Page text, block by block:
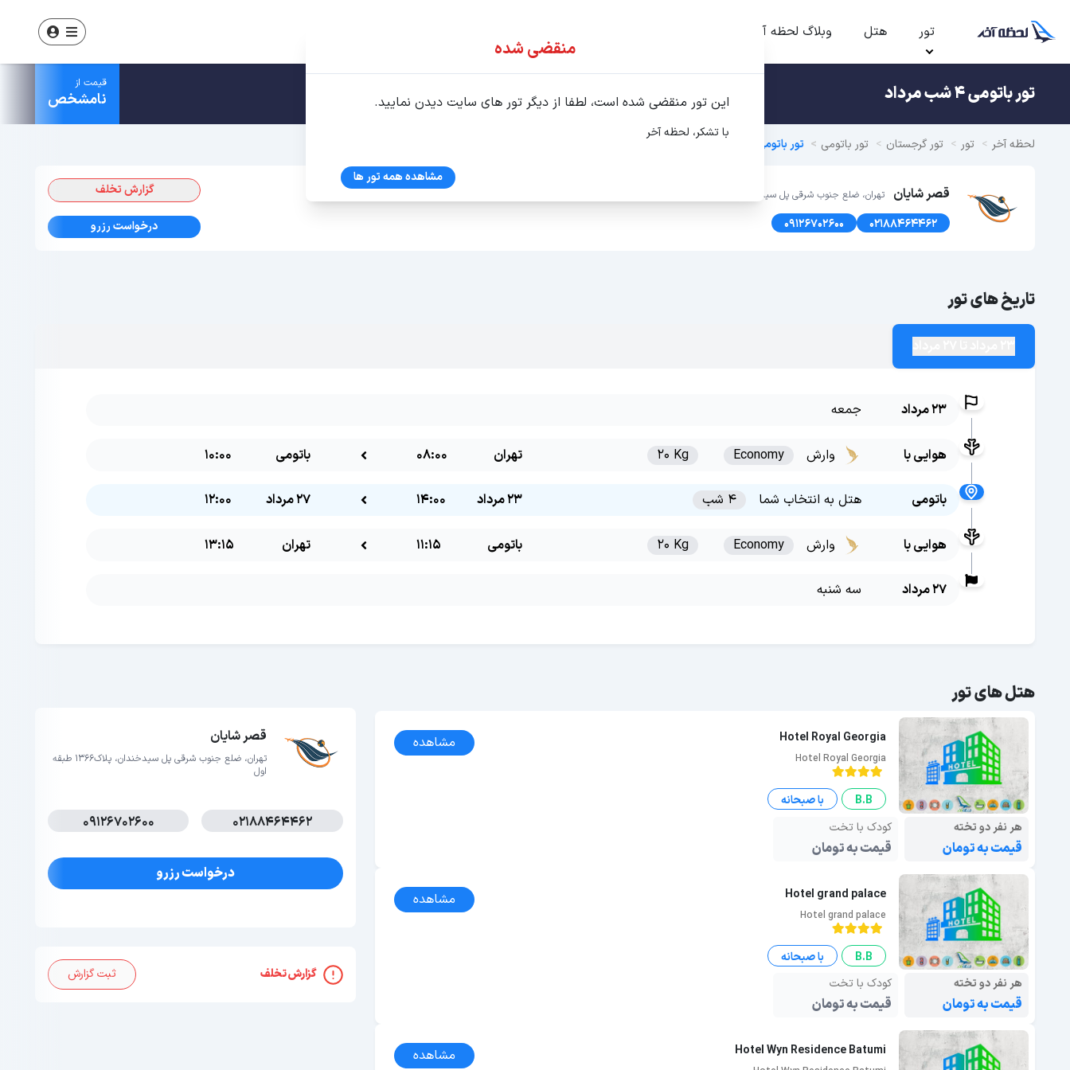
تور هتل وبلاگ لحظه آخر
تور باتومی 4 شب مرداد قیمت از
نامشخص
لحظه آخر تور تور گرجستان تور باتومی تور باتومی تابستان 1405
قصر شایان تهران، ضلع جنوب شرقی پل سیدخندان، پلاک1366 طبقه اول
02188464462
09126702600
گزارش تخلف
درخواست رزرو
تاریخ های تور
23 مرداد جمعه
هوایی با وارش Economy
20 Kg تهران 08:00 باتومی 10:00
باتومی هتل به انتخاب شما 4 شب 23 مرداد 14:00 27 مرداد 12:00
هوایی با وارش Economy
20 Kg باتومی 11:15 تهران 13:15
27 مرداد سه شنبه
هتل های تور
Hotel Royal Georgia
Hotel Royal Georgia
مشاهده
B.B
با صبحانه
هر نفر دو تخته
قیمت به تومان
کودک با تخت
قیمت به تومان
Hotel grand palace
Hotel grand palace
مشاهده
B.B
با صبحانه
هر نفر دو تخته
قیمت به تومان
کودک با تخت
قیمت به تومان
Hotel Wyn Residence Batumi مشاهده
قصر شایان
تهران، ضلع جنوب شرقی پل سیدخندان، پلاک1366 طبقه
اول
02188464462
09126702600
درخواست رزرو
گزارش تخلف ثبت گزارش
منقضی شده
این تور منقضی شده است، لطفا از دیگر تور های سایت دیدن نمایید.
با تشکر، لحظه آخر
مشاهده همه تور ها